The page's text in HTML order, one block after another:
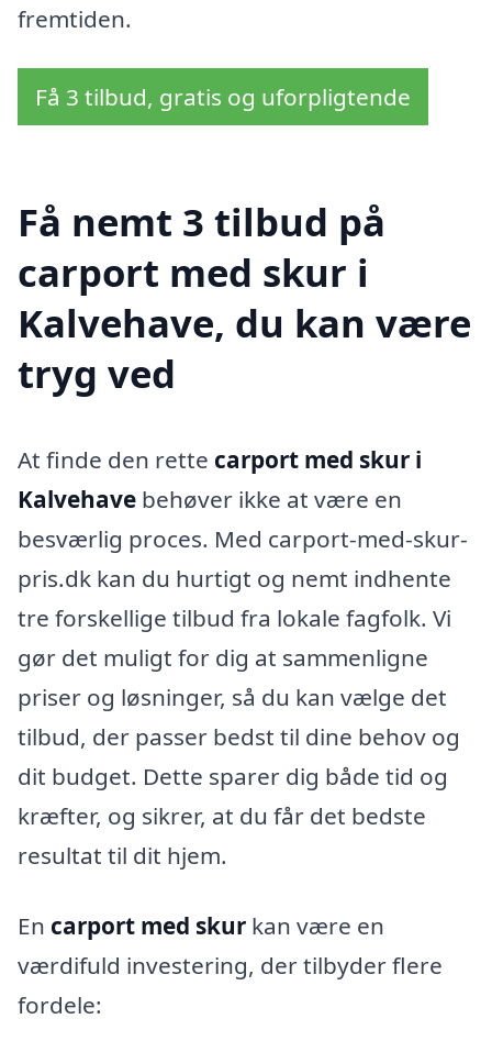
fremtiden.
Få 3 tilbud, gratis og uforpligtende
Få nemt 3 tilbud på
carport med skur i
Kalvehave, du kan være
tryg ved
At finde den rette carport med skur i
Kalvehave behøver ikke at være en
besværlig proces. Med carport-med-skur-
pris.dk kan du hurtigt og nemt indhente
tre forskellige tilbud fra lokale fagfolk. Vi
gør det muligt for dig at sammenligne
priser og løsninger, så du kan vælge det
tilbud, der passer bedst til dine behov og
dit budget. Dette sparer dig både tid og
kræfter, og sikrer, at du får det bedste
resultat til dit hjem.
En carport med skur kan være en
værdifuld investering, der tilbyder flere
fordele: